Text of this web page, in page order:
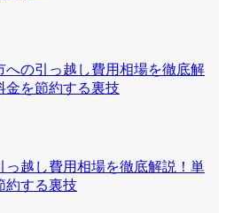
への引っ越し費用相場を徹底解
金を節約する裏技
っ越し費用相場を徹底解説！単
約する裏技